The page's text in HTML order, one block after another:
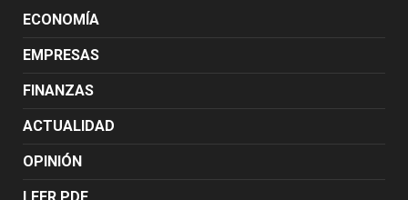
ECONOMÍA
EMPRESAS
FINANZAS
ACTUALIDAD
OPINIÓN